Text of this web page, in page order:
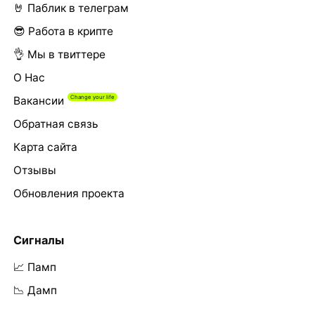
🤘 Паблик в телеграм
😎 Работа в крипте
👌 Мы в твиттере
О Нас
Вакансии
Обратная связь
Карта сайта
Отзывы
Обновления проекта
Сигналы
📈 Памп
📉 Дамп